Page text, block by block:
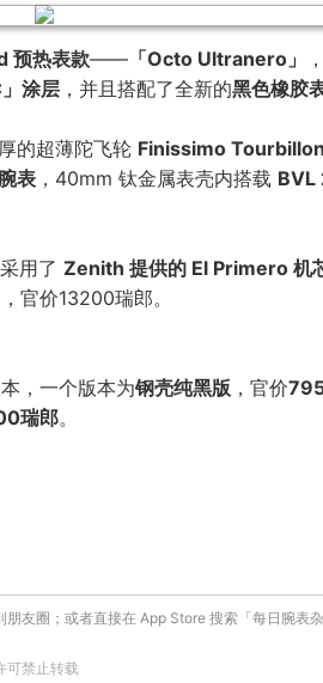
预热表款—— 「Octo Ultranero」
」涂层 ，并且搭配了全新的黑色橡胶
的超薄陀飞轮 Finissimo Tourbillon
表 ，40mm 钛金属表壳内搭载 BVL
采用了 Zenith 提供的 El Primero 机
官价13200瑞郎。
，一个版本为钢壳纯黑版 ，官价
瑞郎。
朋友圈；或者直接在 App Store 搜索「每日腕表
可禁止转载